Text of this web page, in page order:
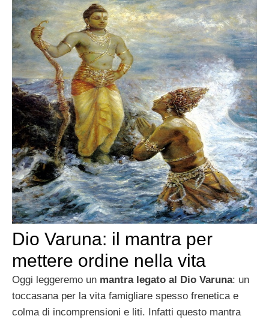
Dio Varuna: il mantra per
mettere ordine nella vita
Oggi leggeremo un mantra legato al Dio Varuna: un
toccasana per la vita famigliare spesso frenetica e
colma di incomprensioni e liti. Infatti questo mantra